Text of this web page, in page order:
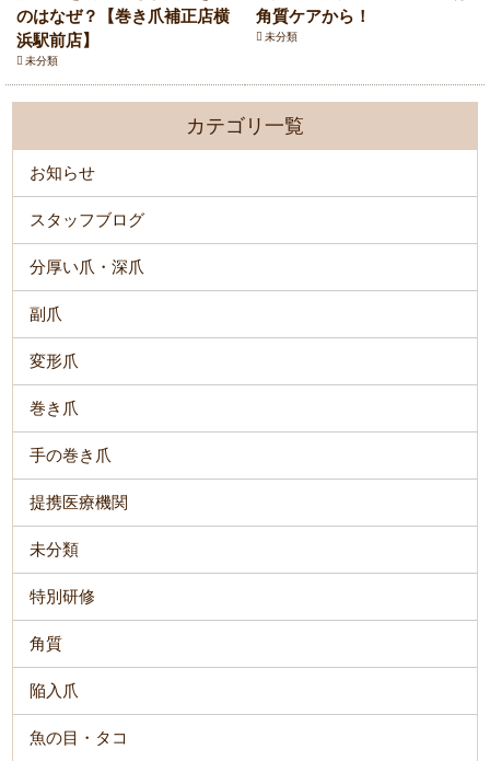
のはなぜ？【巻き爪補正店横
浜駅前店】
未分類
角質ケアから！
未分類
カテゴリ一覧
お知らせ
スタッフブログ
分厚い爪・深爪
副爪
変形爪
巻き爪
手の巻き爪
提携医療機関
未分類
特別研修
角質
陥入爪
魚の目・タコ